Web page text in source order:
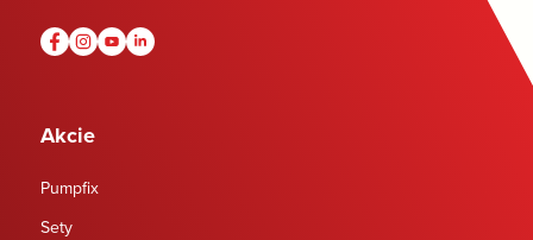
Akcie
Pumpfix
Sety